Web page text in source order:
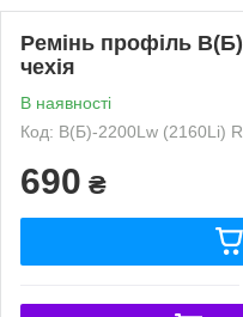
Ремінь профіль
чехія
В наявності
Код: В(Б)-2200Lw (2160Li)
690 ₴